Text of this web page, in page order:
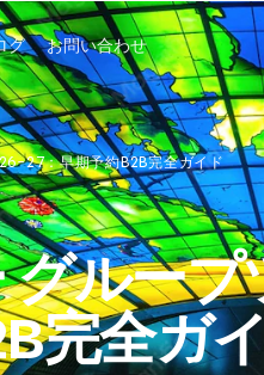
グ お問い合わせ
27：早期予約B2B完全ガイド
グルー
完全ガ